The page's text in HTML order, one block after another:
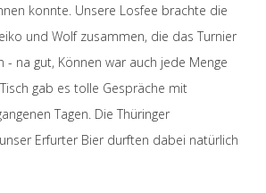
konnte. Unsere Losfee brachte die
und Wolf zusammen, die das Turnier
- na gut, Können war auch jede Menge
gab es tolle Gespräche mit
Tagen. Die Thüringer
Erfurter Bier durften dabei natürlich